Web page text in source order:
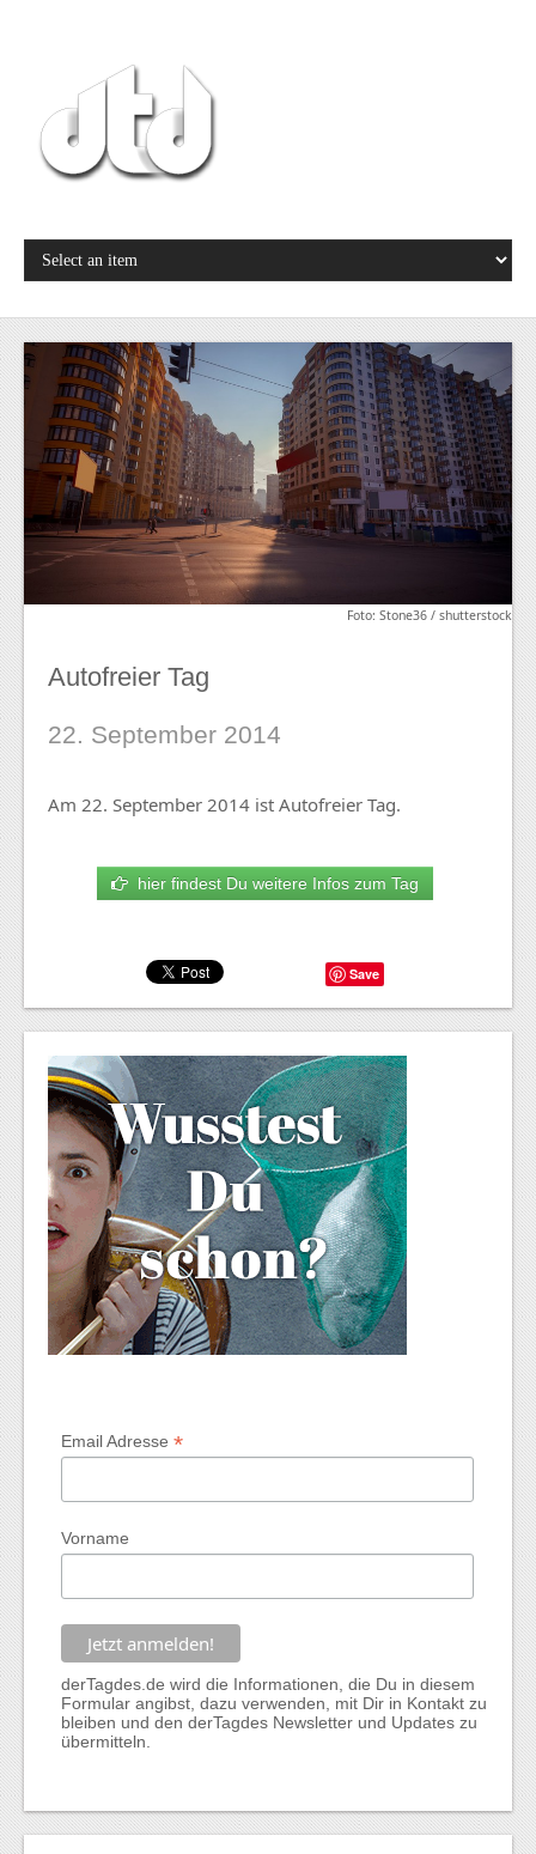
Foto: Stone36 / shutterstock
Autofreier Tag
22. September 2014
Am 22. September 2014 ist Autofreier Tag.
hier findest Du weitere Infos zum Tag
Save
Email Adresse*
Vorname
derTagdes.de wird die Informationen, die Du in diesem
Formular angibst, dazu verwenden, mit Dir in Kontakt zu
bleiben und den derTagdes Newsletter und Updates zu
übermitteln.